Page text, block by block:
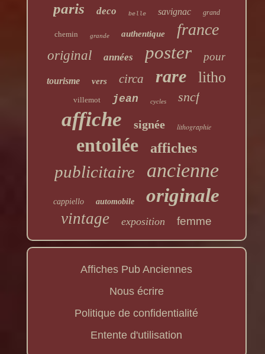
paris deco belle savignac grand
chemin grande authentique france
original années poster pour
tourisme vers circa rare litho
villemot jean cycles sncf
affiche signée lithographie
entoilée affiches
publicitaire ancienne
cappiello automobile originale
vintage exposition femme
Affiches Pub Anciennes
Nous écrire
Politique de confidentialité
Entente d'utilisation